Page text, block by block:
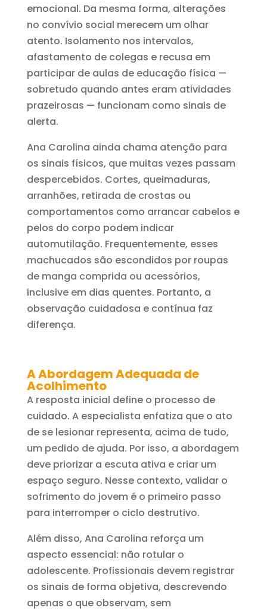
emocional. Da mesma forma, alterações
no convívio social merecem um olhar
atento. Isolamento nos intervalos,
afastamento de colegas e recusa em
participar de aulas de educação física —
sobretudo quando antes eram atividades
prazeirosas — funcionam como sinais de
alerta.
Ana Carolina ainda chama atenção para
os sinais físicos, que muitas vezes passam
despercebidos. Cortes, queimaduras,
arranhões, retirada de crostas ou
comportamentos como arrancar cabelos e
pelos do corpo podem indicar
automutilação. Frequentemente, esses
machucados são escondidos por roupas
de manga comprida ou acessórios,
inclusive em dias quentes. Portanto, a
observação cuidadosa e contínua faz
diferença.
A Abordagem Adequada de
Acolhimento
A resposta inicial define o processo de
cuidado. A especialista enfatiza que o ato
de se lesionar representa, acima de tudo,
um pedido de ajuda. Por isso, a abordagem
deve priorizar a escuta ativa e criar um
espaço seguro. Nesse contexto, validar o
sofrimento do jovem é o primeiro passo
para interromper o ciclo destrutivo.
Além disso, Ana Carolina reforça um
aspecto essencial: não rotular o
adolescente. Profissionais devem registrar
os sinais de forma objetiva, descrevendo
apenas o que observam, sem